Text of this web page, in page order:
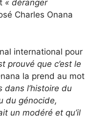
« déranger
Charles Onana
international pour
prouvé que c’est le
la prend au mot
dans l’histoire du
du génocide,
un modéré et qu’il